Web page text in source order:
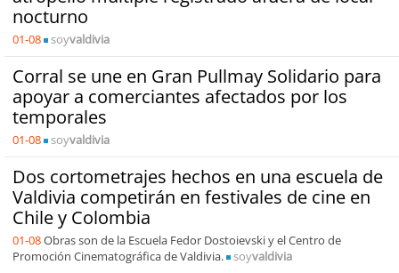
nocturno
01-08 soyvaldivia
Corral se une en Gran Pullmay Solidario para
apoyar a comerciantes afectados por los
temporales
01-08 soyvaldivia
Dos cortometrajes hechos en una escuela de
Valdivia competirán en festivales de cine en
Chile y Colombia
01-08Obras son de la Escuela Fedor Dostoievski y el Centro de
Promoción Cinematográfica de Valdivia.
soyvaldivia